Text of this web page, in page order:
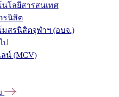
โลยีสารสนเทศ
รนิสิต
สรนิสิตจุฬาฯ (อบจ.)
ป
น์ (MCV)